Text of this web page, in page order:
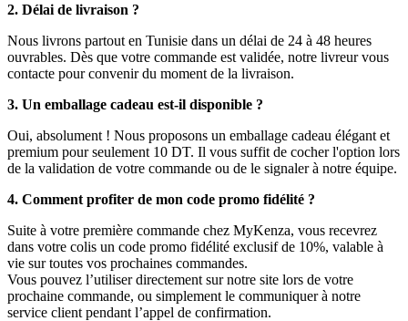
2. Délai de livraison ?
Nous livrons partout en Tunisie dans un délai de 24 à 48 heures
ouvrables. Dès que votre commande est validée, notre livreur vous
contacte pour convenir du moment de la livraison.
3. Un emballage cadeau est-il disponible ?
Oui, absolument ! Nous proposons un emballage cadeau élégant et
premium pour seulement 10 DT. Il vous suffit de cocher l'option lors
de la validation de votre commande ou de le signaler à notre équipe.
4. Comment profiter de mon code promo fidélité ?
Suite à votre première commande chez MyKenza, vous recevrez
dans votre colis un code promo fidélité exclusif de 10%, valable à
vie sur toutes vos prochaines commandes.
Vous pouvez l’utiliser directement sur notre site lors de votre
prochaine commande, ou simplement le communiquer à notre
service client pendant l’appel de confirmation.